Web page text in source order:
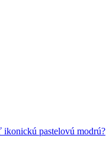
pastelovú modrú?